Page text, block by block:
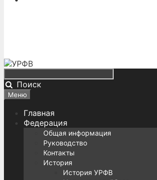
Поиск
Меню
Главная
Федерация
Общая информация
Руководство
Контакты
История
История УРФВ